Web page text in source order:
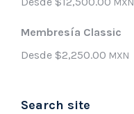
MXN
Membresía Classic
Desde $2,250.00 MXN
Search site